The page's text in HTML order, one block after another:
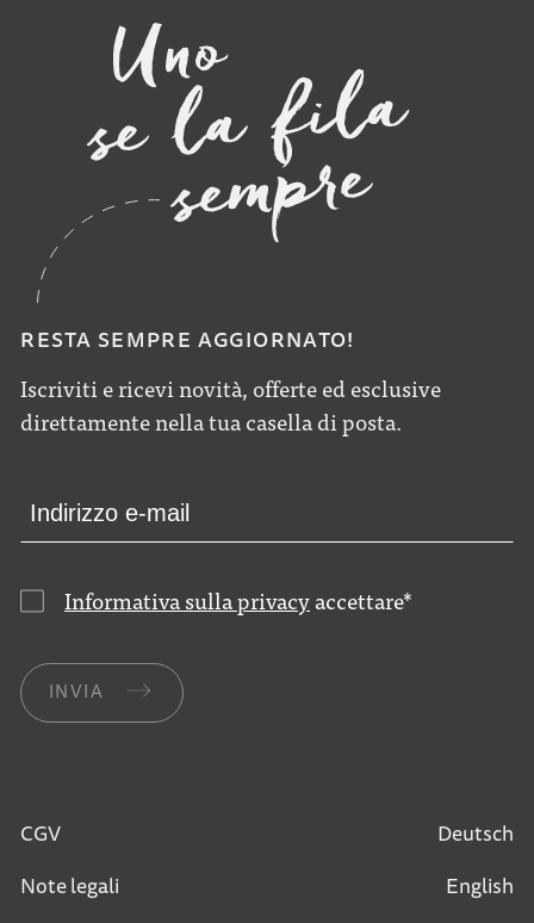
RESTA SEMPRE AGGIORNATO!
Iscriviti e ricevi novità, offerte ed esclusive
direttamente nella tua casella di posta.
Informativa sulla privacy accettare*
INVIA
CGV
Note legali
Deutsch
English